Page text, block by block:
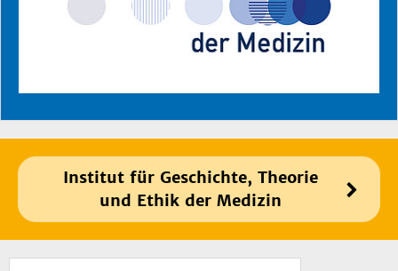
Institut für Geschichte, Theorie
und Ethik der Medizin